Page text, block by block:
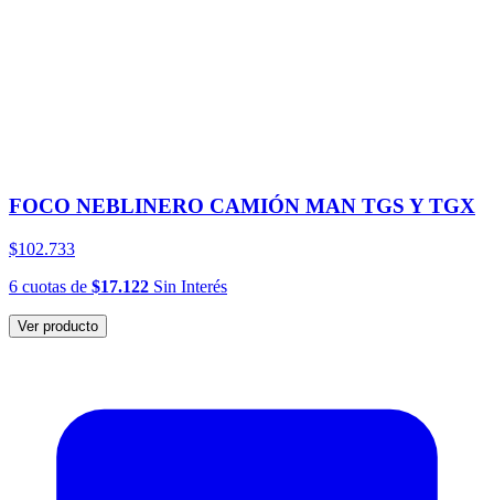
FOCO NEBLINERO CAMIÓN MAN TGS Y TGX
$102.733
6 cuotas de $17.122 Sin Interés
Ver producto